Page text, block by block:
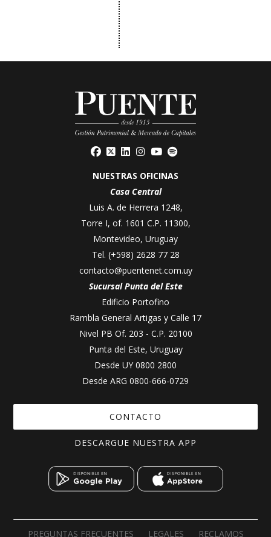
NUESTRAS OFICINAS
Casa Central
Luis A. de Herrera 1248,
Torre I, of. 1601 C.P. 11300,
Montevideo, Uruguay
Tel. (+598) 2628 77 28
contacto@puentenet.com.uy
Sucursal Punta del Este
Edificio Portofino
Rambla General Artigas y Calle 17
Nivel PB Of. 203 - C.P. 20100
Punta del Este, Uruguay
Desde UY 0800 2800
Desde ARG 0800-666-0729
CONTACTO
DESCARGUE NUESTRA APP
PREGUNTAS FRECUENTES LEGALES RECLAMOS